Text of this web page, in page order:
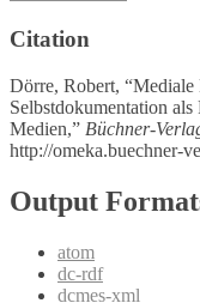
Citation
Dörre, Robert,
Selbstdokumentation
Medien,” Büchner-
http://omeka.buechner-
Output
atom
dc-rdf
dcmes-xml